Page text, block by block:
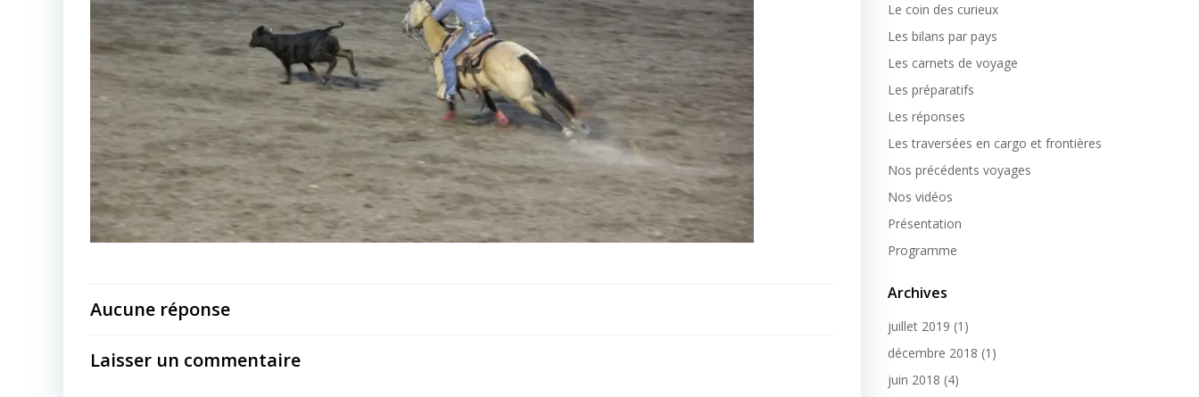
Aucune réponse
Laisser un commentaire
Le coin des curieux
Les bilans par pays
Les carnets de voyage
Les préparatifs
Les réponses
Les traversées en cargo et frontières
Nos précédents voyages
Nos vidéos
Présentation
Programme
Archives
juillet 2019 (1)
décembre 2018 (1)
juin 2018 (4)